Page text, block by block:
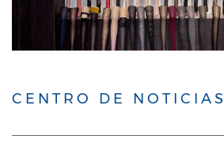
CENTRO DE NOTICIAS